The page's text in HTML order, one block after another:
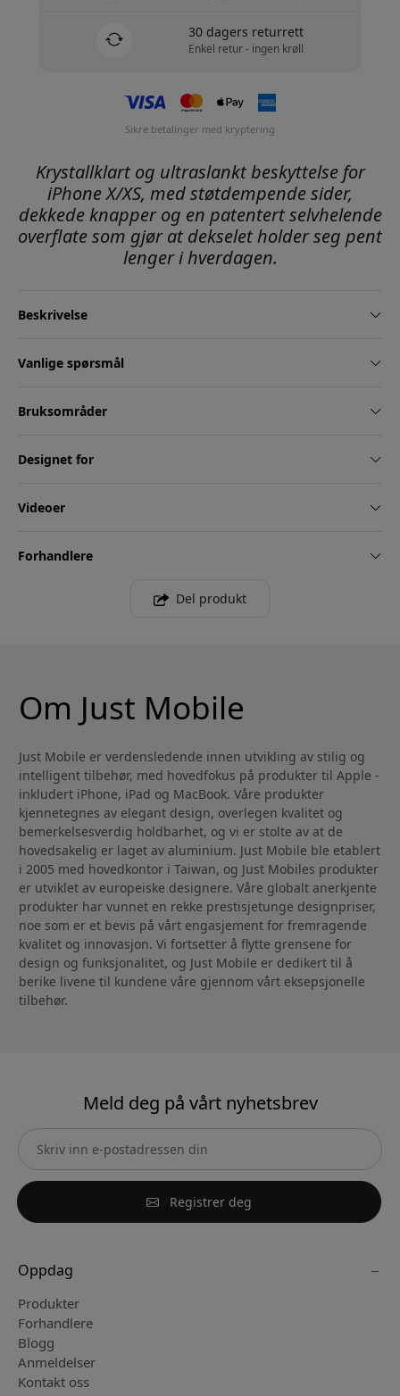
30 dagers returrett
Enkel retur - ingen krøll
Sikre betalinger med kryptering
Krystallklart og ultraslankt beskyttelse for
iPhone X/XS, med støtdempende sider,
dekkede knapper og en patentert selvhelende
overflate som gjør at dekselet holder seg pent
lenger i hverdagen.
Beskrivelse
Vanlige spørsmål
Bruksområder
Designet for
Videoer
Forhandlere
Del produkt
Om Just Mobile
Just Mobile er verdensledende innen utvikling av stilig og
intelligent tilbehør, med hovedfokus på produkter til Apple -
inkludert iPhone, iPad og MacBook. Våre produkter
kjennetegnes av elegant design, overlegen kvalitet og
bemerkelsesverdig holdbarhet, og vi er stolte av at de
hovedsakelig er laget av aluminium. Just Mobile ble etablert
i 2005 med hovedkontor i Taiwan, og Just Mobiles produkter
er utviklet av europeiske designere. Våre globalt anerkjente
produkter har vunnet en rekke prestisjetunge designpriser,
noe som er et bevis på vårt engasjement for fremragende
kvalitet og innovasjon. Vi fortsetter å flytte grensene for
design og funksjonalitet, og Just Mobile er dedikert til å
berike livene til kundene våre gjennom vårt eksepsjonelle
tilbehør.
Meld deg på vårt nyhetsbrev
Registrer deg
Oppdag
Produkter
Forhandlere
Blogg
Anmeldelser
Kontakt oss